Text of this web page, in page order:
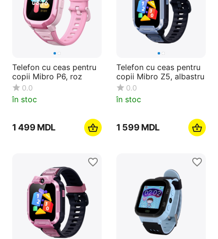
Telefon cu ceas pentru
copii Mibro P6, roz
0.0
în stoc
1 499 MDL
Telefon cu ceas pentru
copii Mibro Z5, albastru
0.0
în stoc
1 599 MDL